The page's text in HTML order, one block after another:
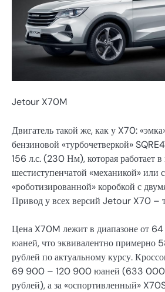
Jetour X70M
Двигатель такой же, как у X70:
бензиновой «турбочетверкой»
156 л.с. (230 Нм), которая работает в
шестиступенчатой «механикой» или
«роботизированной» коробкой с
Привод у всех версий Jetour X70 –
Цена X70M лежит в диапазоне от
юаней, что эквивалентно
рублей по актуальному курсу.
69 900 – 120 900 юаней (633
рублей), а за «оспортивленный»